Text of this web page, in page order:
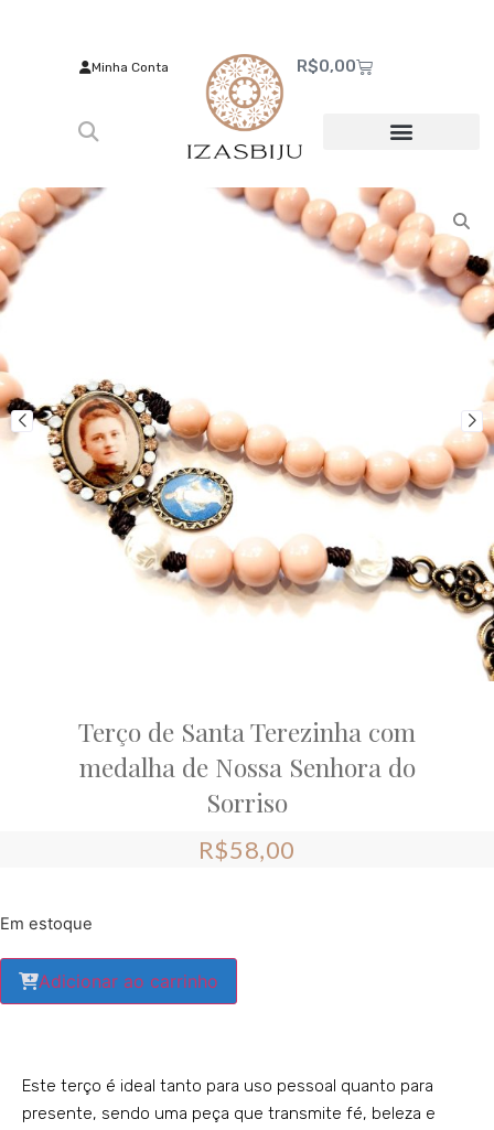
Minha Conta R$0,00
Terço de Santa Terezinha com
medalha de Nossa Senhora do
Sorriso
R$58,00
Em estoque
Adicionar ao carrinho
Este terço é ideal tanto para uso pessoal quanto para
presente, sendo uma peça que transmite fé, beleza e